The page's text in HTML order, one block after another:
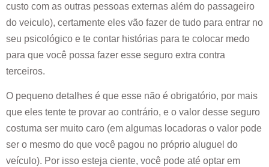
custo com as outras pessoas externas além do passageiro
do veiculo), certamente eles vão fazer de tudo para entrar no
seu psicológico e te contar histórias para te colocar medo
para que você possa fazer esse seguro extra contra
terceiros.
O pequeno detalhes é que esse não é obrigatório, por mais
que eles tente te provar ao contrário, e o valor desse seguro
costuma ser muito caro (em algumas locadoras o valor pode
ser o mesmo do que você pagou no próprio aluguel do
veículo). Por isso esteja ciente, você pode até optar em